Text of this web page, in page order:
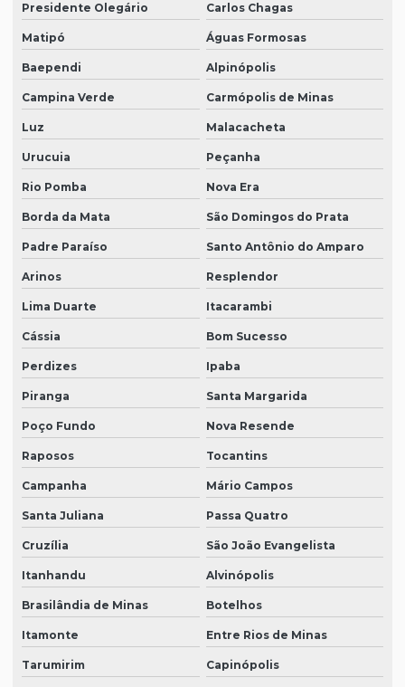
Presidente Olegário Carlos Chagas
Matipó Águas Formosas
Baependi Alpinópolis
Campina Verde Carmópolis de Minas
Luz Malacacheta
Urucuia Peçanha
Rio Pomba Nova Era
Borda da Mata São Domingos do Prata
Padre Paraíso Santo Antônio do Amparo
Arinos Resplendor
Lima Duarte Itacarambi
Cássia Bom Sucesso
Perdizes Ipaba
Piranga Santa Margarida
Poço Fundo Nova Resende
Raposos Tocantins
Campanha Mário Campos
Santa Juliana Passa Quatro
Cruzília São João Evangelista
Itanhandu Alvinópolis
Brasilândia de Minas Botelhos
Itamonte Entre Rios de Minas
Tarumirim Capinópolis